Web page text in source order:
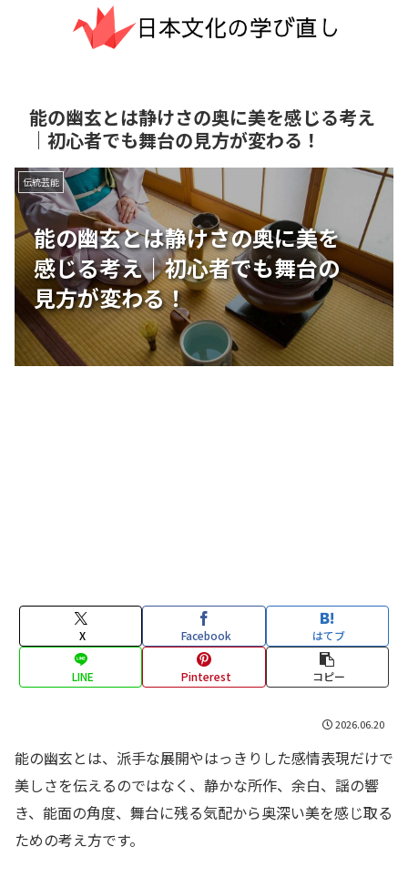
能の幽玄とは静けさの奥に美を感じる考え
｜初心者でも舞台の見方が変わる！
能の幽玄とは静けさの奥に美を
感じる考え｜初心者でも舞台の
見方が変わる！
伝統芸能
X Facebook はてブ
LINE Pinterest コピー
2026.06.20
能の幽玄とは、派手な展開やはっきりした感情表現だけで
美しさを伝えるのではなく、静かな所作、余白、謡の響
き、能面の角度、舞台に残る気配から奥深い美を感じ取る
ための考え方です。